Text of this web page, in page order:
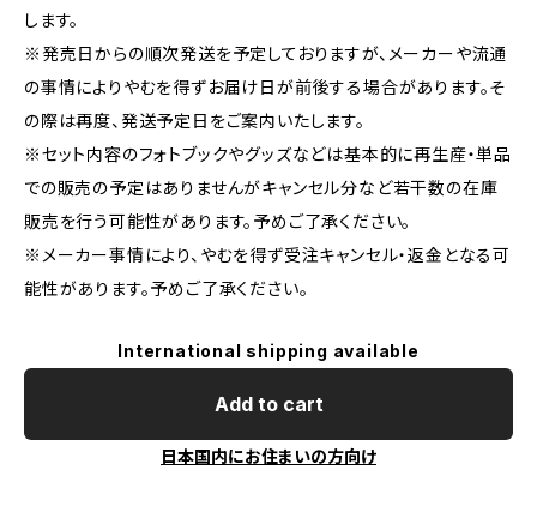
します。
※発売日からの順次発送を予定しておりますが、メーカーや流通
の事情によりやむを得ずお届け日が前後する場合があります。そ
の際は再度、発送予定日をご案内いたします。
※セット内容のフォトブックやグッズなどは基本的に再生産・単品
での販売の予定はありませんがキャンセル分など若干数の在庫
販売を行う可能性があります。予めご了承ください。
※メーカー事情により、やむを得ず受注キャンセル・返金となる可
能性があります。予めご了承ください。
International shipping available
Add to cart
日本国内にお住まいの方向け